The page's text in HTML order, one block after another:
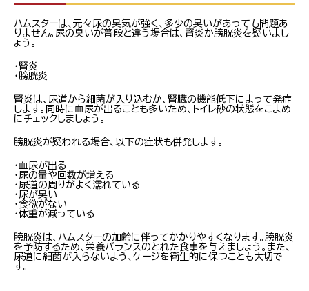
ハムスターは、元々尿の臭気が強く、多少の臭いがあっても問題あ
りません。尿の臭いが普段と違う場合は、腎炎か膀胱炎を疑いまし
ょう。
・腎炎
・膀胱炎
腎炎は、尿道から細菌が入り込むか、腎臓の機能低下によって発症
します。同時に血尿が出ることも多いため、トイレ砂の状態をこまめ
にチェックしましょう。
膀胱炎が疑われる場合、以下の症状も併発します。
・血尿が出る
・尿の量や回数が増える
・尿道の周りがよく濡れている
・尿が臭い
・食欲がない
・体重が減っている
膀胱炎は、ハムスターの加齢に伴ってかかりやすくなります。膀胱炎
を予防するため、栄養バランスのとれた食事を与えましょう。また、
尿道に細菌が入らないよう、ケージを衛生的に保つことも大切で
す。